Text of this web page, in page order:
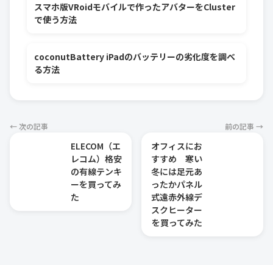
スマホ版VRoidモバイルで作ったアバターをCluster
で使う方法
coconutBattery iPadのバッテリーの劣化度を調べ
る方法
← 次の記事
ELECOM（エ
レコム）格安
の有線テンキ
ーを買ってみ
た
前の記事 →
オフィスにお
すすめ 寒い
冬には足元あ
ったかパネル
式遠赤外線デ
スクヒーター
を買ってみた